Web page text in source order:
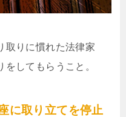
取りに慣れた法律家
してもらうこと。
に取り立てを停止